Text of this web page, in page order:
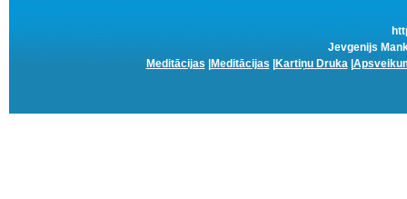
Jevgenijs
Meditācijas
Meditācijas Kartiņu Druka|